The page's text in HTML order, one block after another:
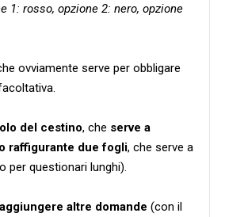
1: rosso, opzione 2: nero, opzione
ovviamente serve per obbligare
del cestino, che serve a
raffigurante due fogli, che serve a
per questionari lunghi).
aggiungere altre domande (con il